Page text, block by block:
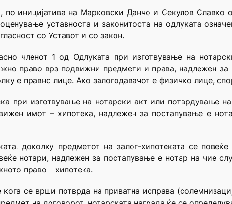
по иницијатива на Марковски Данчо и Секулов Славко
уставноста и законитоста на одлуката
со Уставот и со закон.
членот 1 од Одлуката при изготвување на
право врз подвижни предмети и права, надлежен
е правно лице. Ако залогодавачот е физичко лице,
при изготвување на нотарски акт или потврдување
имот – хипотека, надлежен за постапување е
доколку предметот на залог-хипотеката се
нотари, надлежен за постапување е нотар на чие
право – хипотека.
се врши потврда на приватна исправа